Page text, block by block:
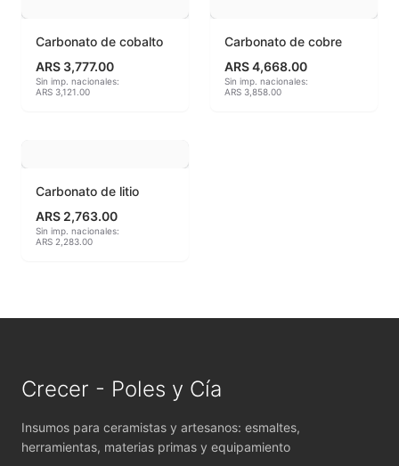
MAYCO DUNCAN ACCESSORIES
MAYCO E & E CHUNKIES
MAYCO ENGOBE
MAYCO FOUNDATIONS SHEER
MAYCO FUNDAMENTALS UNDERGLAZES
Carbonato de cobalto
ARS 3,777.00
Sin imp. nacionales:
ARS 3,121.00
Carbonato de cobre
ARS 4,668.00
Sin imp. nacionales:
ARS 3,858.00
Carbonato de litio
ARS 2,763.00
Sin imp. nacionales:
ARS 2,283.00
Crecer - Poles y Cía
Insumos para ceramistas y artesanos: esmaltes,
herramientas, materias primas y equipamiento